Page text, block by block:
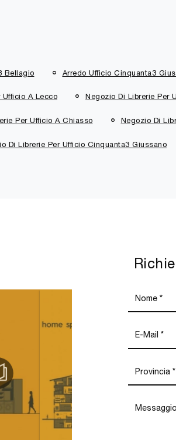
Bellagio Arredo Ufficio Cinquanta3
Ufficio A Lecco Negozio Di Librerie Per
Per Ufficio A Chiasso Negozio Di
Di Librerie Per Ufficio Cinquanta3 Giussano